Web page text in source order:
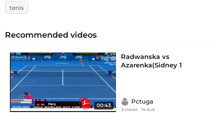
tenis
Recommended videos
00:43
Radwanska vs
Azarenka(Sidney 1
Pctuga
3 views 14 éve